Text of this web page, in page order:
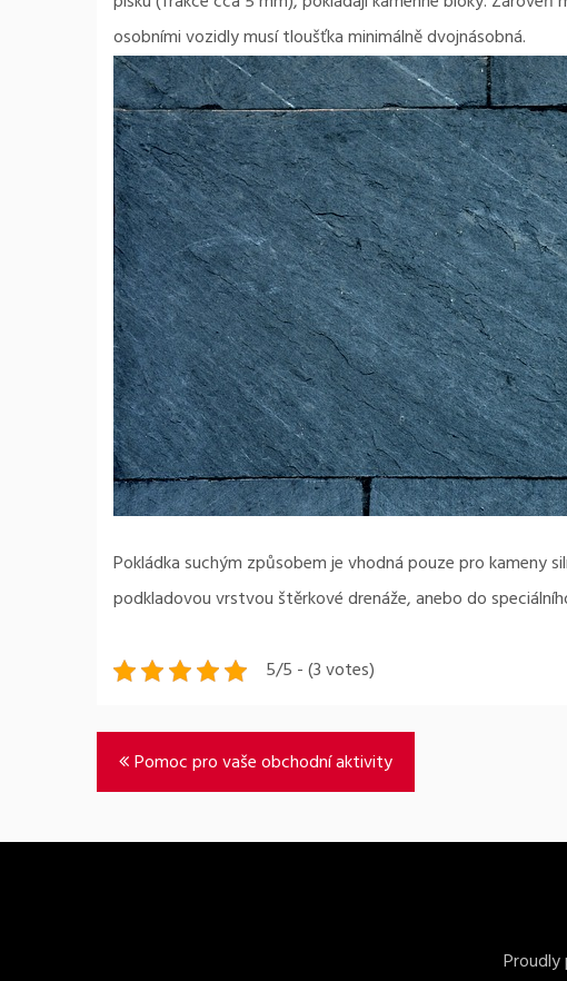
osobními vozidly musí tloušťka minimálně dvojnásobná.
Pokládka suchým způsobem je vhodná pouze pro kameny
podkladovou vrstvou štěrkové drenáže, anebo do
5/5 - (3 votes)
Navigace
pro
Pomoc pro vaše obchodní aktivity